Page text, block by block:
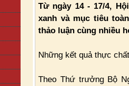
Từ ngày 14 - 17/4,
xanh và mục tiêu
thảo luận cùng nhiều
Những kết quả thực chất
Theo Thứ trưởng Bộ